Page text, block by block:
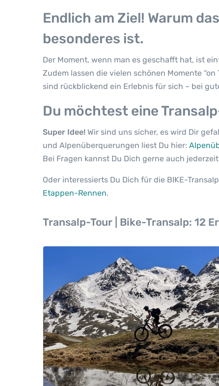
Endlich am Ziel! Warum
besonderes ist.
Der Moment, wenn man es geschafft hat, ist
Zudem lassen die vielen schönen Momente
sind rückblickend ein Erlebnis für sich – bei
Du möchtest eine
Super Idee! Wir sind uns sicher, es wird Dir
und Alpenüberquerungen liest Du hier:
Bei Fragen kannst Du Dich gerne auch
Oder interessierts Du Dich für die BIKE-
Etappen-Rennen.
Transalp-Tour | Bike-Transalp: 12